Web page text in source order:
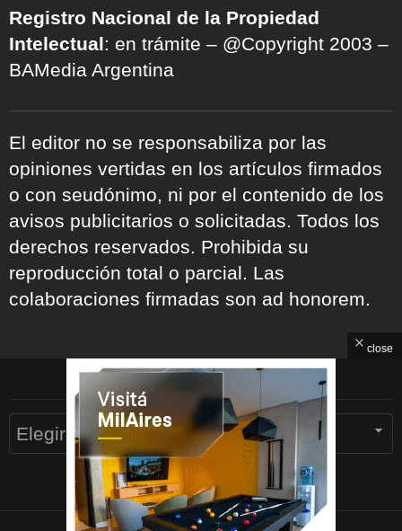
Registro Nacional de la Propiedad
Intelectual: en trámite – @Copyright 2003 –
BAMedia Argentina
El editor no se responsabiliza por las
opiniones vertidas en los artículos firmados
o con seudónimo, ni por el contenido de los
avisos publicitarios o solicitadas. Todos los
derechos reservados. Prohibida su
reproducción total o parcial. Las
colaboraciones firmadas son ad honorem.
ARCHIVOS
close